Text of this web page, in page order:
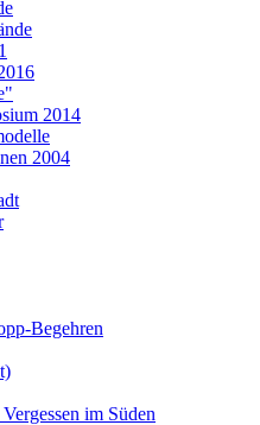
2014
2004
Begehren
im Süden